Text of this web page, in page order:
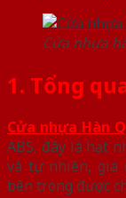
Cửa nhựa
1. Tổng
Cửa nhựa Hàn
ABS, đây là hạt
và tự nhiên, gia
bên trong được